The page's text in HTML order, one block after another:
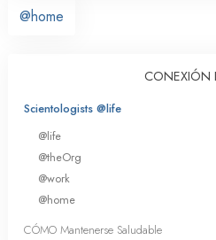
@home
CONEXIÓN
Scientologists @life
@life
@theOrg
@work
@home
CÓMO Mantenerse Saludable